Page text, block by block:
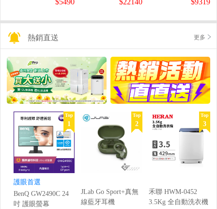
$5490 $22140 $9319
熱銷直送 更多
Top
1
護眼首選
BenQ GW2490C 24
吋 護眼螢幕
Top
2
JLab Go Sport+真無
線藍牙耳機
Top
3
禾聯 HWM-0452
3.5Kg 全自動洗衣機